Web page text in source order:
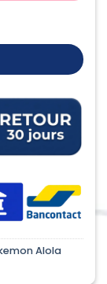
Alola